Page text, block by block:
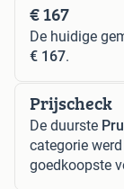
€ 167
De huidige
€ 167.
Prijscheck
De duurste
categorie
goedkoopste